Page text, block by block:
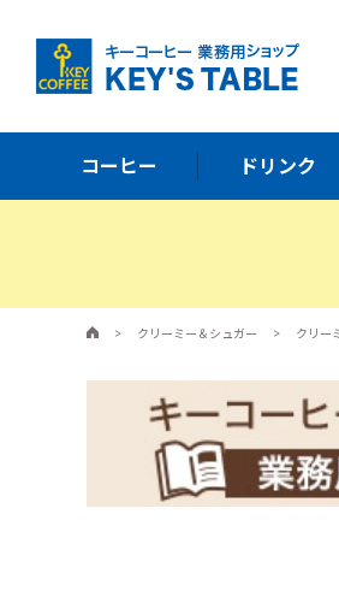
コーヒー ドリンク
> クリーミー＆シュガー > クリー